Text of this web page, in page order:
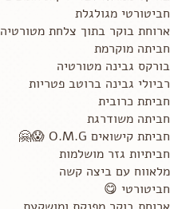
חביטורטי מגולגלת
ארוחת בוקר בתוך צלחת מטורטיה
חביתה מוקרמת
בורקס גבינה מטורטיה
רביולי גבינה ברוטב פטריות
חביתת כרובית
חביתה משודרגת
חביתת קישואים O.M.G 😱🤗
חביתיות גזר מושלמות
מלאווח עם ביצה קשה
חביטורטי 😋